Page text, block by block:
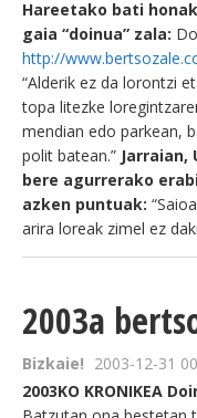
Hareetako bati
gaia “doinua” zala:
http://
“Alderik ez da lorontzi
topa litezke
mendian edo parkean,
polit batean.”
bere agurrerako
azken puntuak:
arira loreak zimel ez
2003a
Bizkaie! 2003-12-31
2003KO KRONIKEA